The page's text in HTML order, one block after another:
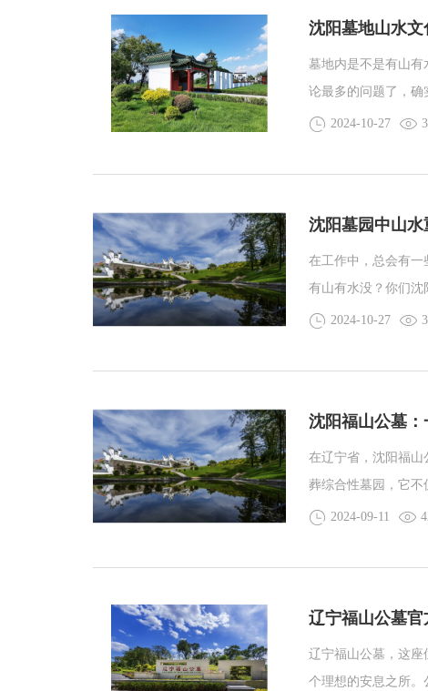
沈阳墓地山水
墓地内是不是有山
论最多的问题了，确
现在生活的城市连人
2024-10-27
沈阳墓园中山水
在工作中，总会有一
有山有水没？你们
要吗？其实大家都是
2024-10-27
沈阳福山公墓
在辽宁省，沈阳福山
葬综合性墓园，它不
家属在面对失去亲人
2024-09-11
辽宁福山公墓官
辽宁福山公墓，这座
个理想的安息之所。